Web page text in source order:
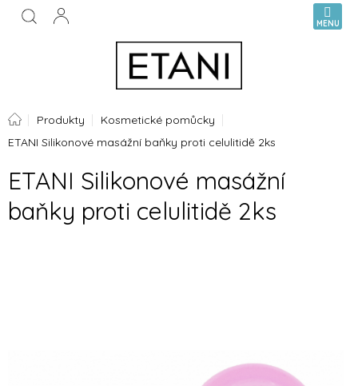
Přejít
KOŠÍK
DomůProdukty
Kosmetické pomůcky
ETANI Silikonové masážní baňky proti celulitidě 2ks
ETANI Silikonové masážní
baňky proti celulitidě 2ks